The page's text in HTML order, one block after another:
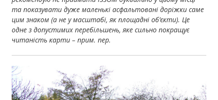
та показувати дуже маленькі асфальтовані доріжки саме
цим знаком (а не у масштабі, як площадні об’єкти). Це
одне з допустимих перебільшень, яке сильно покращує
читаність карти – прим. пер.